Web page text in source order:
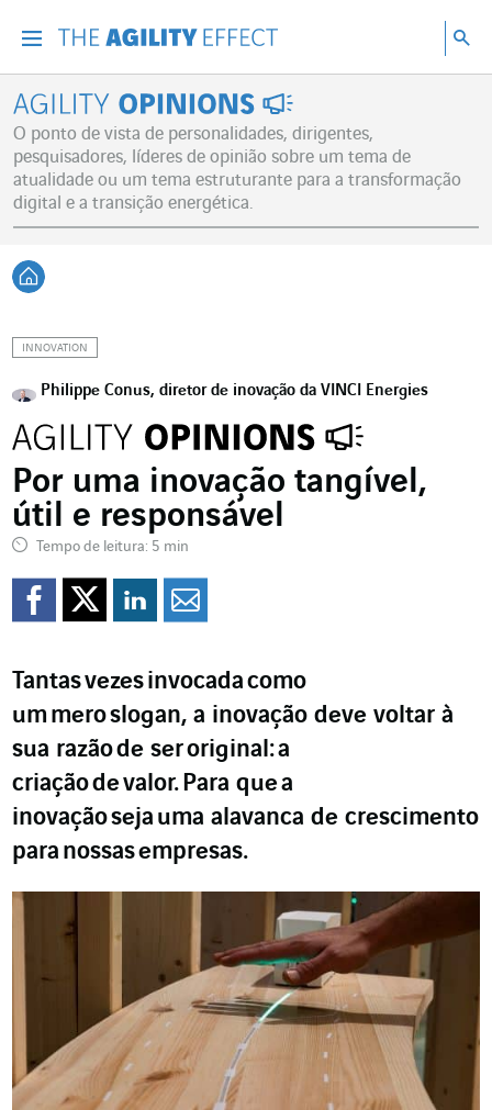
Agility Opinions
O ponto de vista de personalidades, dirigentes,
pesquisadores, líderes de opinião sobre um tema de
atualidade ou um tema estruturante para a transformação
digital e a transição energética.
Voltar à página inicial
INNOVATION
Philippe Conus, diretor de inovação da VINCI Energies
Por uma inovação tangível,
útil e responsável
Tempo de leitura: 5 min
Compartilhar no
Compartilhar no
Compartilhar no
Tantasvezesinvocadacomo
um meroslogan, a inovação deve voltar à
sua razãode seroriginal :a
criaçãodevalor. Para quea
inovaçãoseja uma alavanca de crescimento
para nossasempresas.